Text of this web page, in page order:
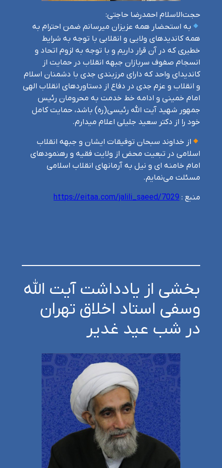
حجت‌الاسلام احمدرضا حاجتی:
به استحضار همه عزیزان میرسانم ضمن احترام به
همه کاندیدهای ولایی و انقلابی با توجه به شرایط
خطیری که در آن قرار داریم و با توجه به لزوم اتحاد و
انسجام صفوف سربازان جبهه انقلاب در حمایت از
کاندیدای واحد که دارای مرزبندی جدی با دشمنان اسلام
و انقلاب و عزم جدی در دفاع از دستاوردهای انقلاب الهی
امام خمینی و ادامه خط خدمت به محرومان رئیس
جمهور شهید آیت الله رئیسی(ره) باشد، حمایت کامل
خود را از دکتر سعید جلیلی اعلام میدارم.
از خداوند سبحان توفیقات ایشان و جبهه انقلاب
اسلامی در تبعیت محض از ولایت فقیه و رهنمودهای
امام خامنه ای و نیل به آرمانهای انقلاب اسلامی
مسئلت می‌نمایم.
منبع : https://eitaa.com/jalili_saeed/7029
بخشی از یادداشت آیت الله
وسفی استاد اخلاق تهران
در شب عید غدیر